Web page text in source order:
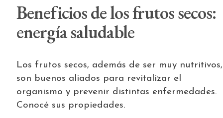
Beneficios de los frutos secos:
energía saludable
Los frutos secos, además de ser muy nutritivos,
son buenos aliados para revitalizar el
organismo y prevenir distintas enfermedades.
Conocé sus propiedades.